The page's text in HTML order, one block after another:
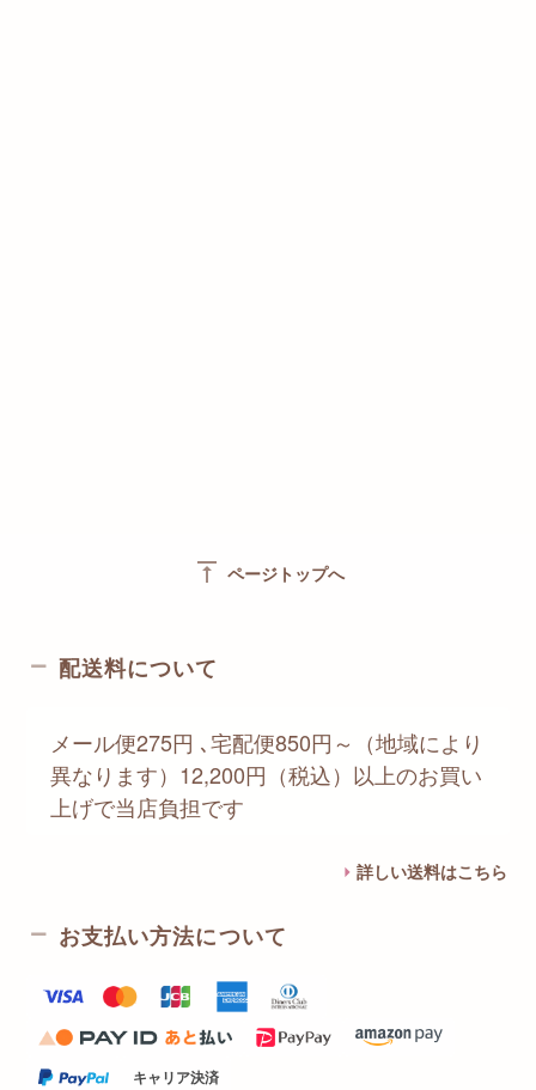
vertical_align_top ページトップへ
配送料について
メール便275円 ､宅配便850円～（地域により
異なります）12,200円（税込）以上のお買い
上げで当店負担です
詳しい送料はこちら
お支払い方法について
キャリア決済